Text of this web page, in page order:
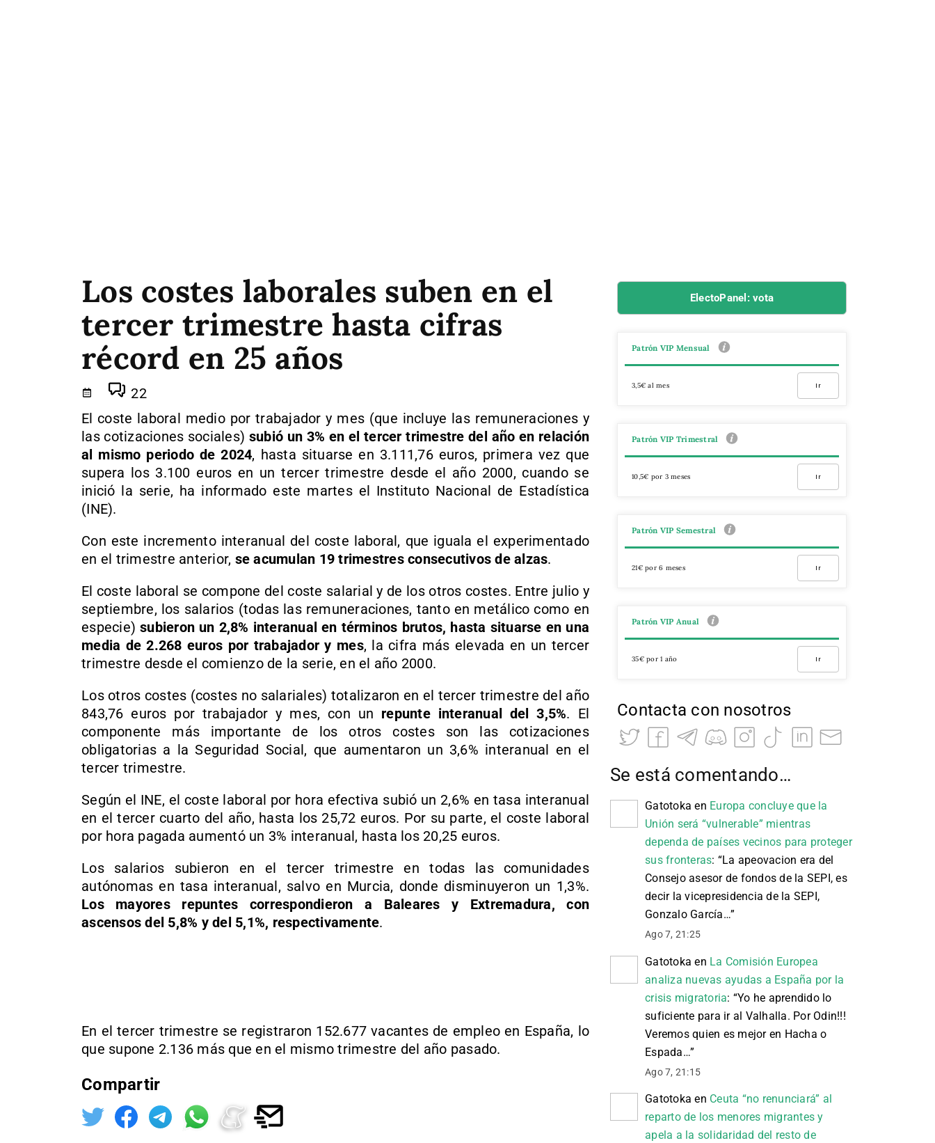
Los costes laborales suben en el
tercer trimestre hasta cifras
récord en 25 años
22
El coste laboral medio por trabajador y mes (que incluye las remuneraciones y
las cotizaciones sociales) subió un 3% en el tercer trimestre del año en relación
al mismo periodo de 2024, hasta situarse en 3.111,76 euros, primera vez que
supera los 3.100 euros en un tercer trimestre desde el año 2000, cuando se
inició la serie, ha informado este martes el Instituto Nacional de Estadística
(INE).
Con este incremento interanual del coste laboral, que iguala el experimentado
en el trimestre anterior, se acumulan 19 trimestres consecutivos de alzas.
El coste laboral se compone del coste salarial y de los otros costes. Entre julio y
septiembre, los salarios (todas las remuneraciones, tanto en metálico como en
especie)subieron un 2,8% interanual en términos brutos, hasta situarse en una
media de 2.268 euros por trabajador y mes, la cifra más elevada en un tercer
trimestre desde el comienzo de la serie, en el año 2000.
Los otros costes (costes no salariales) totalizaron en el tercer trimestre del año
843,76 euros por trabajador y mes, con un repunte interanual del 3,5%. El
componente más importante de los otros costes son las cotizaciones
obligatorias a la Seguridad Social, que aumentaron un 3,6% interanual en el
tercer trimestre.
Según el INE, el coste laboral por hora efectiva subió un 2,6% en tasa interanual
en el tercer cuarto del año, hasta los 25,72 euros. Por su parte, el coste laboral
por hora pagada aumentó un 3% interanual, hasta los 20,25 euros.
Los salarios subieron en el tercer trimestre en todas las comunidades
autónomas en tasa interanual, salvo en Murcia, donde disminuyeron un 1,3%.
Los mayores repuntes correspondieron a Baleares y Extremadura, con
ascensos del 5,8% y del 5,1%, respectivamente.
En el tercer trimestre se registraron 152.677 vacantes de empleo en España, lo
que supone 2.136 más que en el mismo trimestre del año pasado.
Compartir
ElectoPanel: vota
Patrón VIP Mensual
3,5€ al mes Ir
Patrón VIP Trimestral
10,5€ por 3 meses Ir
Patrón VIP Semestral
21€ por 6 meses Ir
Patrón VIP Anual
35€ por 1 año Ir
Contacta con nosotros
Se está comentando…
Gatotoka en Europa concluye que la
Unión será “vulnerable” mientras
dependa de países vecinos para proteger
sus fronteras: “La apeovacion era del
Consejo asesor de fondos de la SEPI, es
decir la vicepresidencia de la SEPI,
Gonzalo García…”
Ago 7, 21:25
Gatotoka en La Comisión Europea
analiza nuevas ayudas a España por la
crisis migratoria: “Yo he aprendido lo
suficiente para ir al Valhalla. Por Odin!!!
Veremos quien es mejor en Hacha o
Espada…”
Ago 7, 21:15
Gatotoka en Ceuta “no renunciará” al
reparto de los menores migrantes y
apela a la solidaridad del resto de